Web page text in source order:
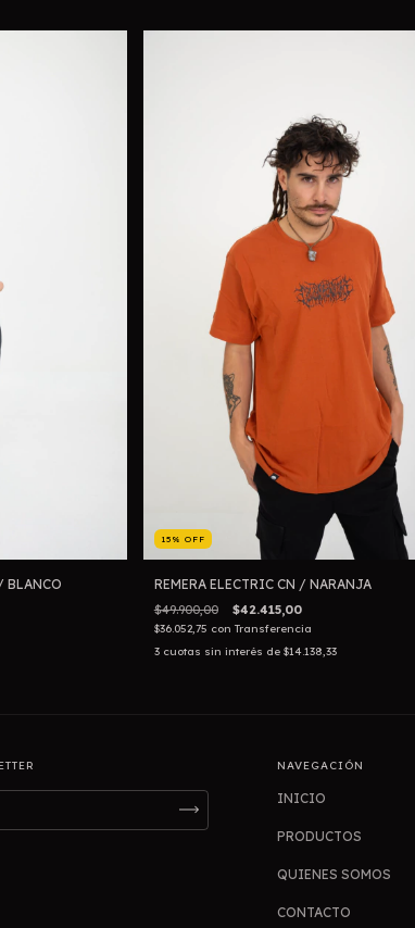
BLANCO
15 % OFF
REMERA ELECTRIC CN / NARANJA
$49.900,00 $42.415,00
$36.052,75 con Transferencia
3 cuotas sin interés de $14.138,33
NAVEGACIÓN
INICIO
PRODUCTOS
QUIENES SOMOS
CONTACTO